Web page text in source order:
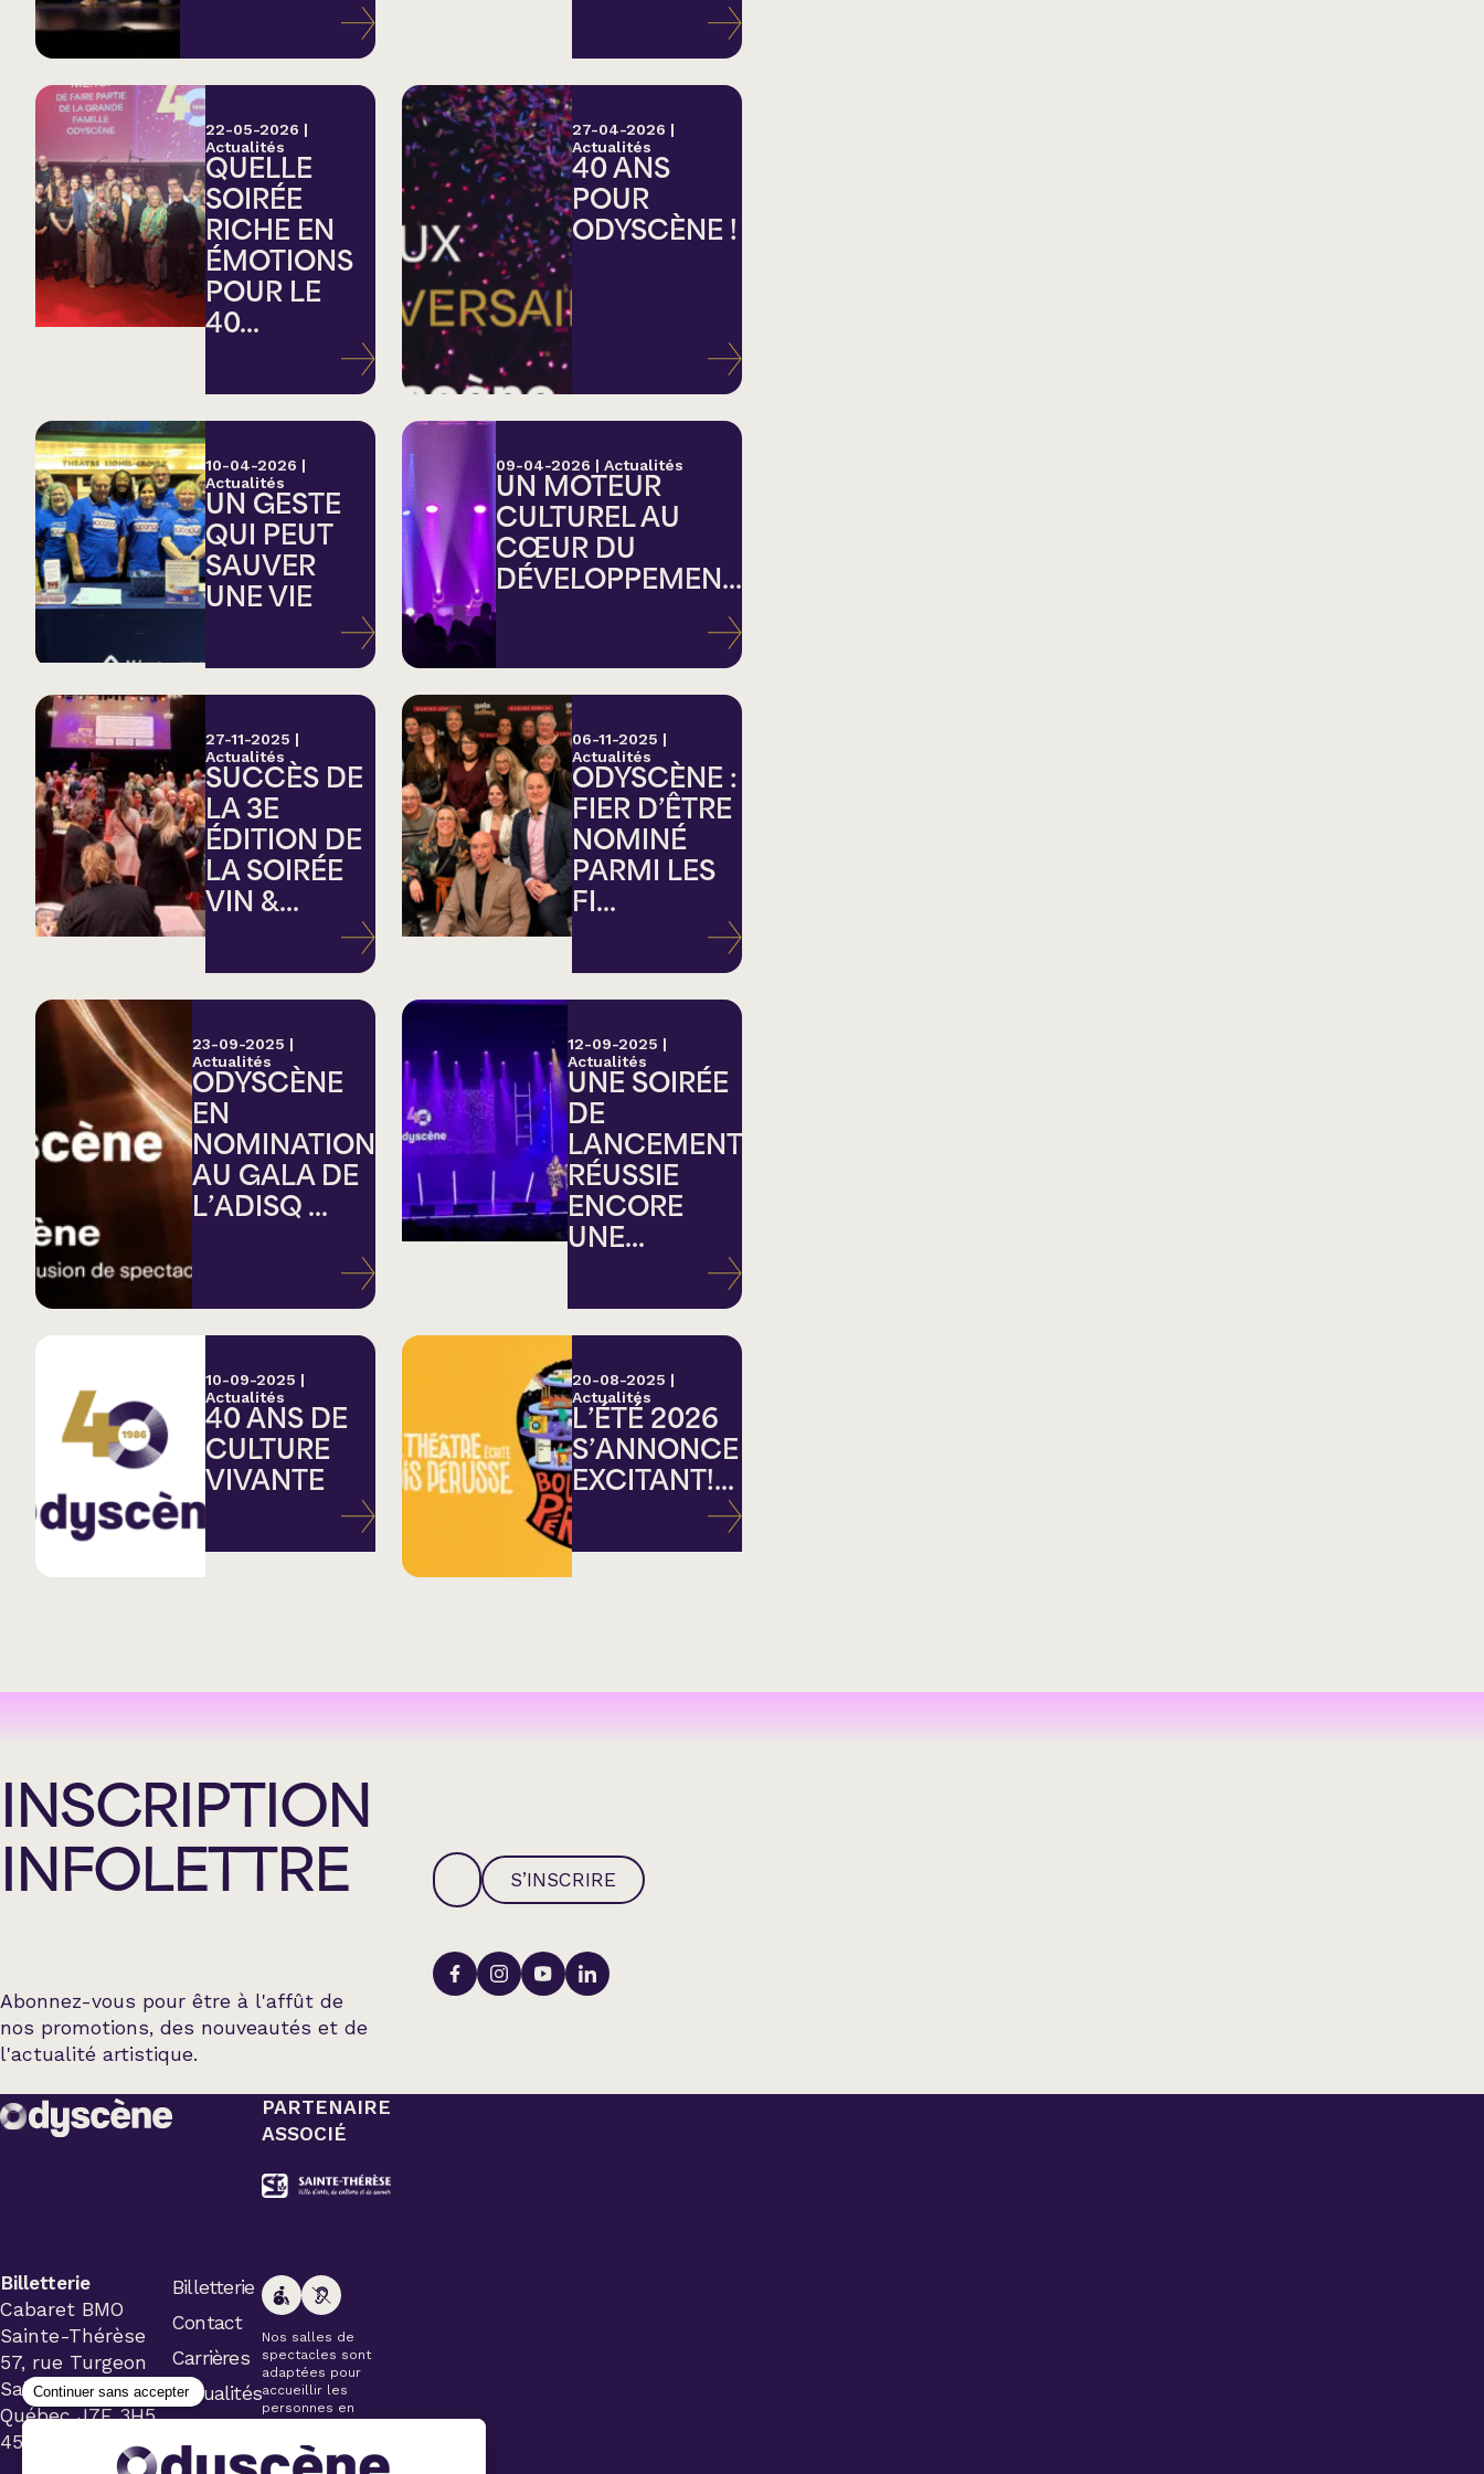
Hommage
Théâtre
Saison estivale
Apéro et perfo
Musique (Blues, folk,
traditionnelle)
Country
Famille
Spectacles en location
22-05-2026 |
Actualités
QUELLE
SOIRÉE
RICHE EN
ÉMOTIONS
POUR LE
40...
27-04-2026 |
Actualités
40 ANS
POUR
ODYSCÈNE !
10-04-2026 |
Actualités
UN GESTE
QUI PEUT
SAUVER
UNE VIE
09-04-2026 | Actualités
UN MOTEUR
CULTUREL AU
CŒUR DU
DÉVELOPPEMEN...
27-11-2025 |
Actualités
SUCCÈS DE
LA 3E
ÉDITION DE
LA SOIRÉE
VIN &...
06-11-2025 |
Actualités
ODYSCÈNE :
FIER D’ÊTRE
NOMINÉ
PARMI LES
FI...
23-09-2025 |
Actualités
ODYSCÈNE
EN
NOMINATION
AU GALA DE
L’ADISQ ...
12-09-2025 |
Actualités
UNE SOIRÉE
DE
LANCEMENT
RÉUSSIE
ENCORE
UNE...
10-09-2025 |
Actualités
40 ANS DE
CULTURE
VIVANTE
20-08-2025 |
Actualités
L’ÉTÉ 2026
S’ANNONCE
EXCITANT!...
INSCRIPTION
INFOLETTRE
Abonnez-vous pour être à l'affût de
nos promotions, des nouveautés et de
l'actualité artistique.
S’INSCRIRE
Billetterie
Cabaret BMO
Sainte-Thérèse
57, rue Turgeon
Sainte-Thérèse
Québec J7E 3H5
450 434-4006
Billetterie
Contact
Carrières
Actualités
PARTENAIRE
ASSOCIÉ
Nos salles de
spectacles sont
adaptées pour
accueillir les
personnes en
Veuillez
simplement aviser